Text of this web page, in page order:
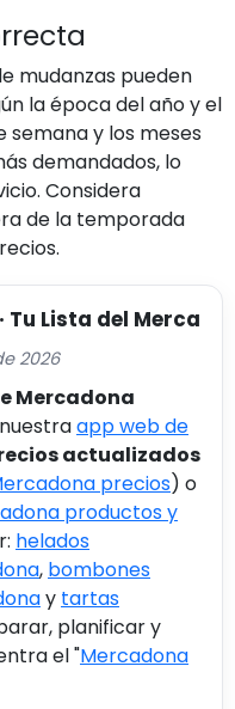
mudanzas pueden
la época del año y el
semana y los meses
demandados, lo
Considera
de la temporada
Tu Lista del Merca
2026
Mercadona
app web de
actualizados
precios) o
productos y
helados
, bombones
y tartas
planificar y
el "Mercadona